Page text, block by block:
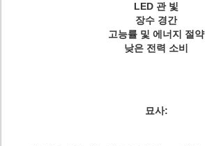
LED 관 빛
장수 경간
고능률 및 에너지 절약
낮은 전력 소비
묘사: